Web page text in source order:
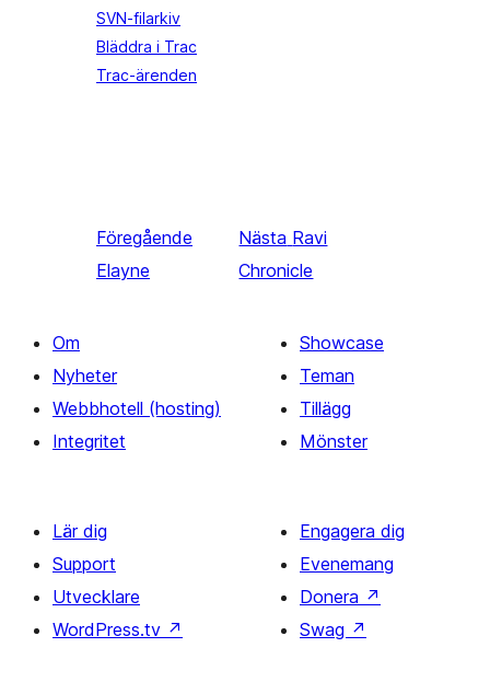
SVN-filarkiv
Bläddra i Trac
Trac-ärenden
Föregående
Elayne
Nästa Ravi
Chronicle
Om
Nyheter
Webbhotell (hosting)
Integritet
Showcase
Teman
Tillägg
Mönster
Lär dig
Support
Utvecklare
WordPress.tv ↗
Engagera dig
Evenemang
Donera ↗
Swag ↗